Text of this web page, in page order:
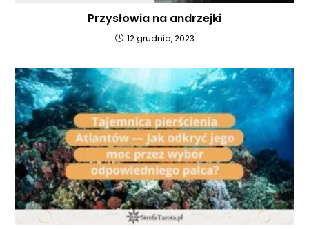
Przysłowia na andrzejki
12 grudnia, 2023